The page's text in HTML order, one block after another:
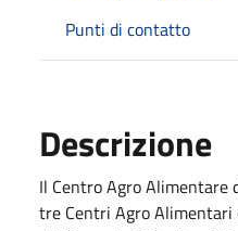
Punti di contatto
Descrizione
Il Centro Agro Alimentare
tre Centri Agro Alimentari